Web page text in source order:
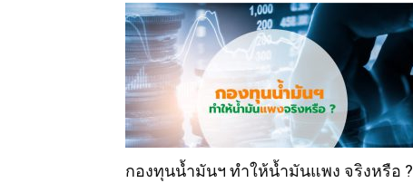
กองทุนน้ำมันฯ ทำให้น้ำมันแพง จริงหรือ ?